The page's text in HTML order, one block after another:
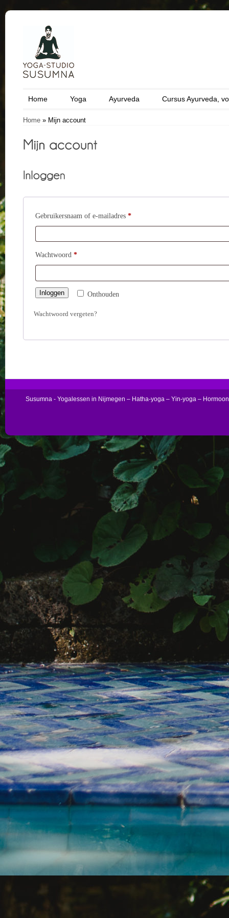
Home Yoga Ayurveda Cursus Ayurveda,
Home » Mijn account
Gebruikersnaam of e-mailadres *Verplicht
Wachtwoord *Verplicht
Onthouden
Inloggen
Wachtwoord vergeten?
Susumna - Yogalessen in Nijmegen – Hatha-yoga – Yin-yoga –